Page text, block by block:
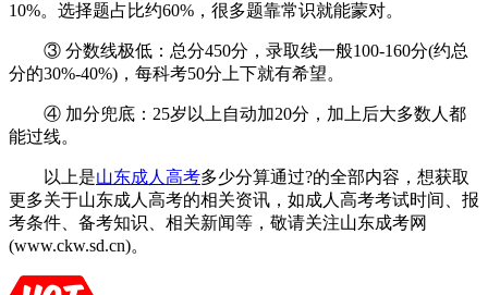
10%。选择题占比约60%，很多题靠常识就能蒙对。
③ 分数线极低：总分450分，录取线一般100-160分(约总
分的30%-40%)，每科考50分上下就有希望。
④ 加分兜底：25岁以上自动加20分，加上后大多数人都
能过线。
以上是山东成人高考多少分算通过?的全部内容，想获取
更多关于山东成人高考的相关资讯，如成人高考考试时间、报
考条件、备考知识、相关新闻等，敬请关注山东成考网
(www.ckw.sd.cn)。